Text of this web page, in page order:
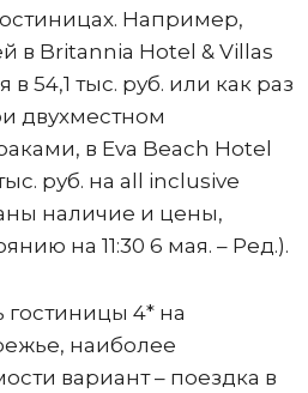
Например,
в Britannia Hotel & Villas
54,1 тыс. руб. или как раз
двухместном
в Eva Beach Hotel
руб. на all inclusive
наличие и цены,
на 11:30 6 мая. – Ред.).
гостиницы 4* на
наиболее
вариант – поездка в